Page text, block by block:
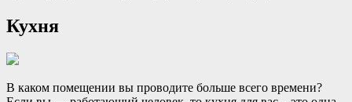
Кухня
В каком помещении вы проводите больше всего времени?